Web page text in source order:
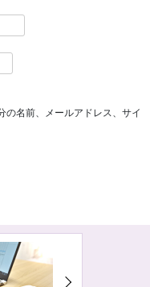
の名前、メールアドレス、サイ